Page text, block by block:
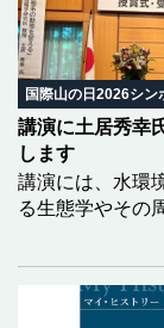
知いたしました
講演に土居秀幸
します
講演には、水環
る生態学やその
された土居秀幸
学大学院情報学